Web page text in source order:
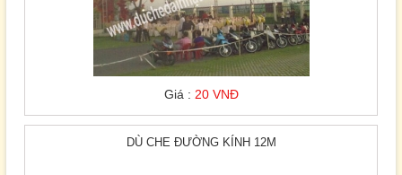
Giá : 20 VNĐ
DÙ CHE ĐƯỜNG KÍNH 12M